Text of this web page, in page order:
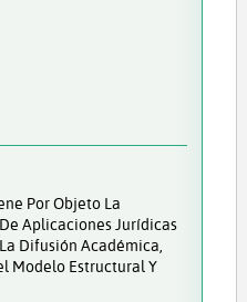
Por Objeto La
Aplicaciones Jurídicas
Difusión Académica,
Modelo Estructural Y